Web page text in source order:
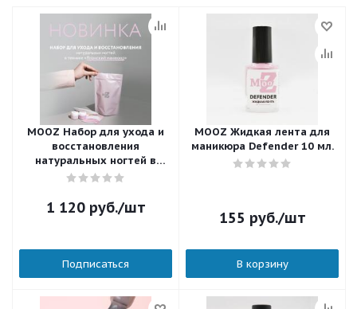
MOOZ Набор для ухода и
восстановления
натуральных ногтей в
технике Японский маникюр
1 120руб./шт
Подписаться
MOOZ Жидкая лента для
маникюра Defender 10 мл.
155 руб./шт
В корзину